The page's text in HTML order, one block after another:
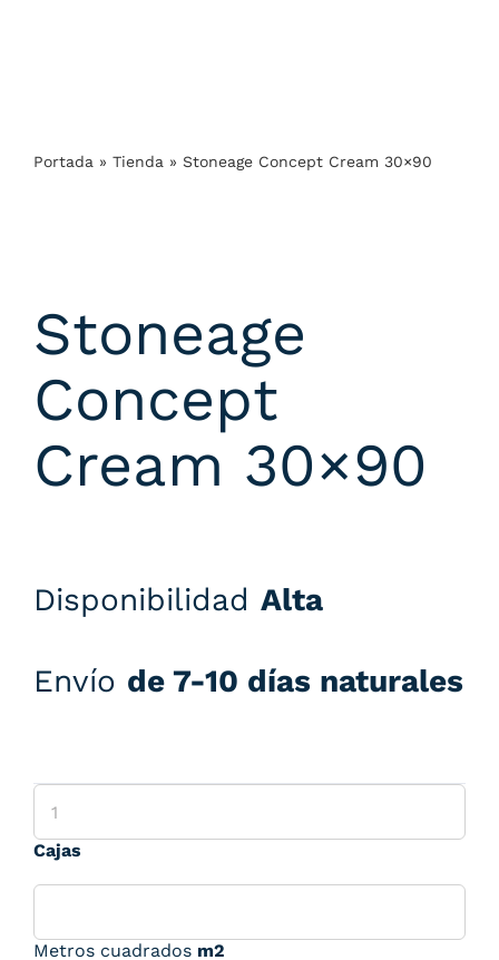
Portada » Tienda » Stoneage Concept Cream 30×90
Stoneage
Concept
Cream 30×90
Disponibilidad Alta
Envío de 7-10 días naturales
Cajas
Metros cuadrados m2